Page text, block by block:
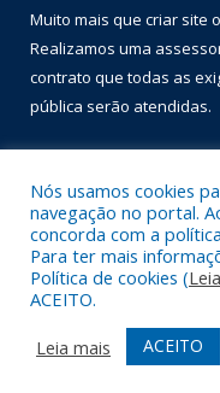
Muito mais que criar site
Realizamos uma
contrato que todas as
pública serão atendidas.
Todos os direitos
Mapa do Site
Acessar Webmail
Nós usamos cookies
navegação no portal.
concorda com a
Para ter mais
Política de cookies (
ACEITO.
Leia mais
ACEITO